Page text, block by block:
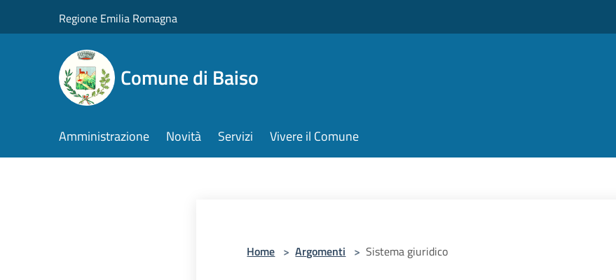
Regione Emilia Romagna
Comune di Baiso
Amministrazione Novità Servizi Vivere il Comune
Home > Argomenti > Sistema giuridico